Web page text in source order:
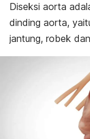
Pengobatan
Pencegahan
Diseksi aorta
dinding aorta,
jantung, robek